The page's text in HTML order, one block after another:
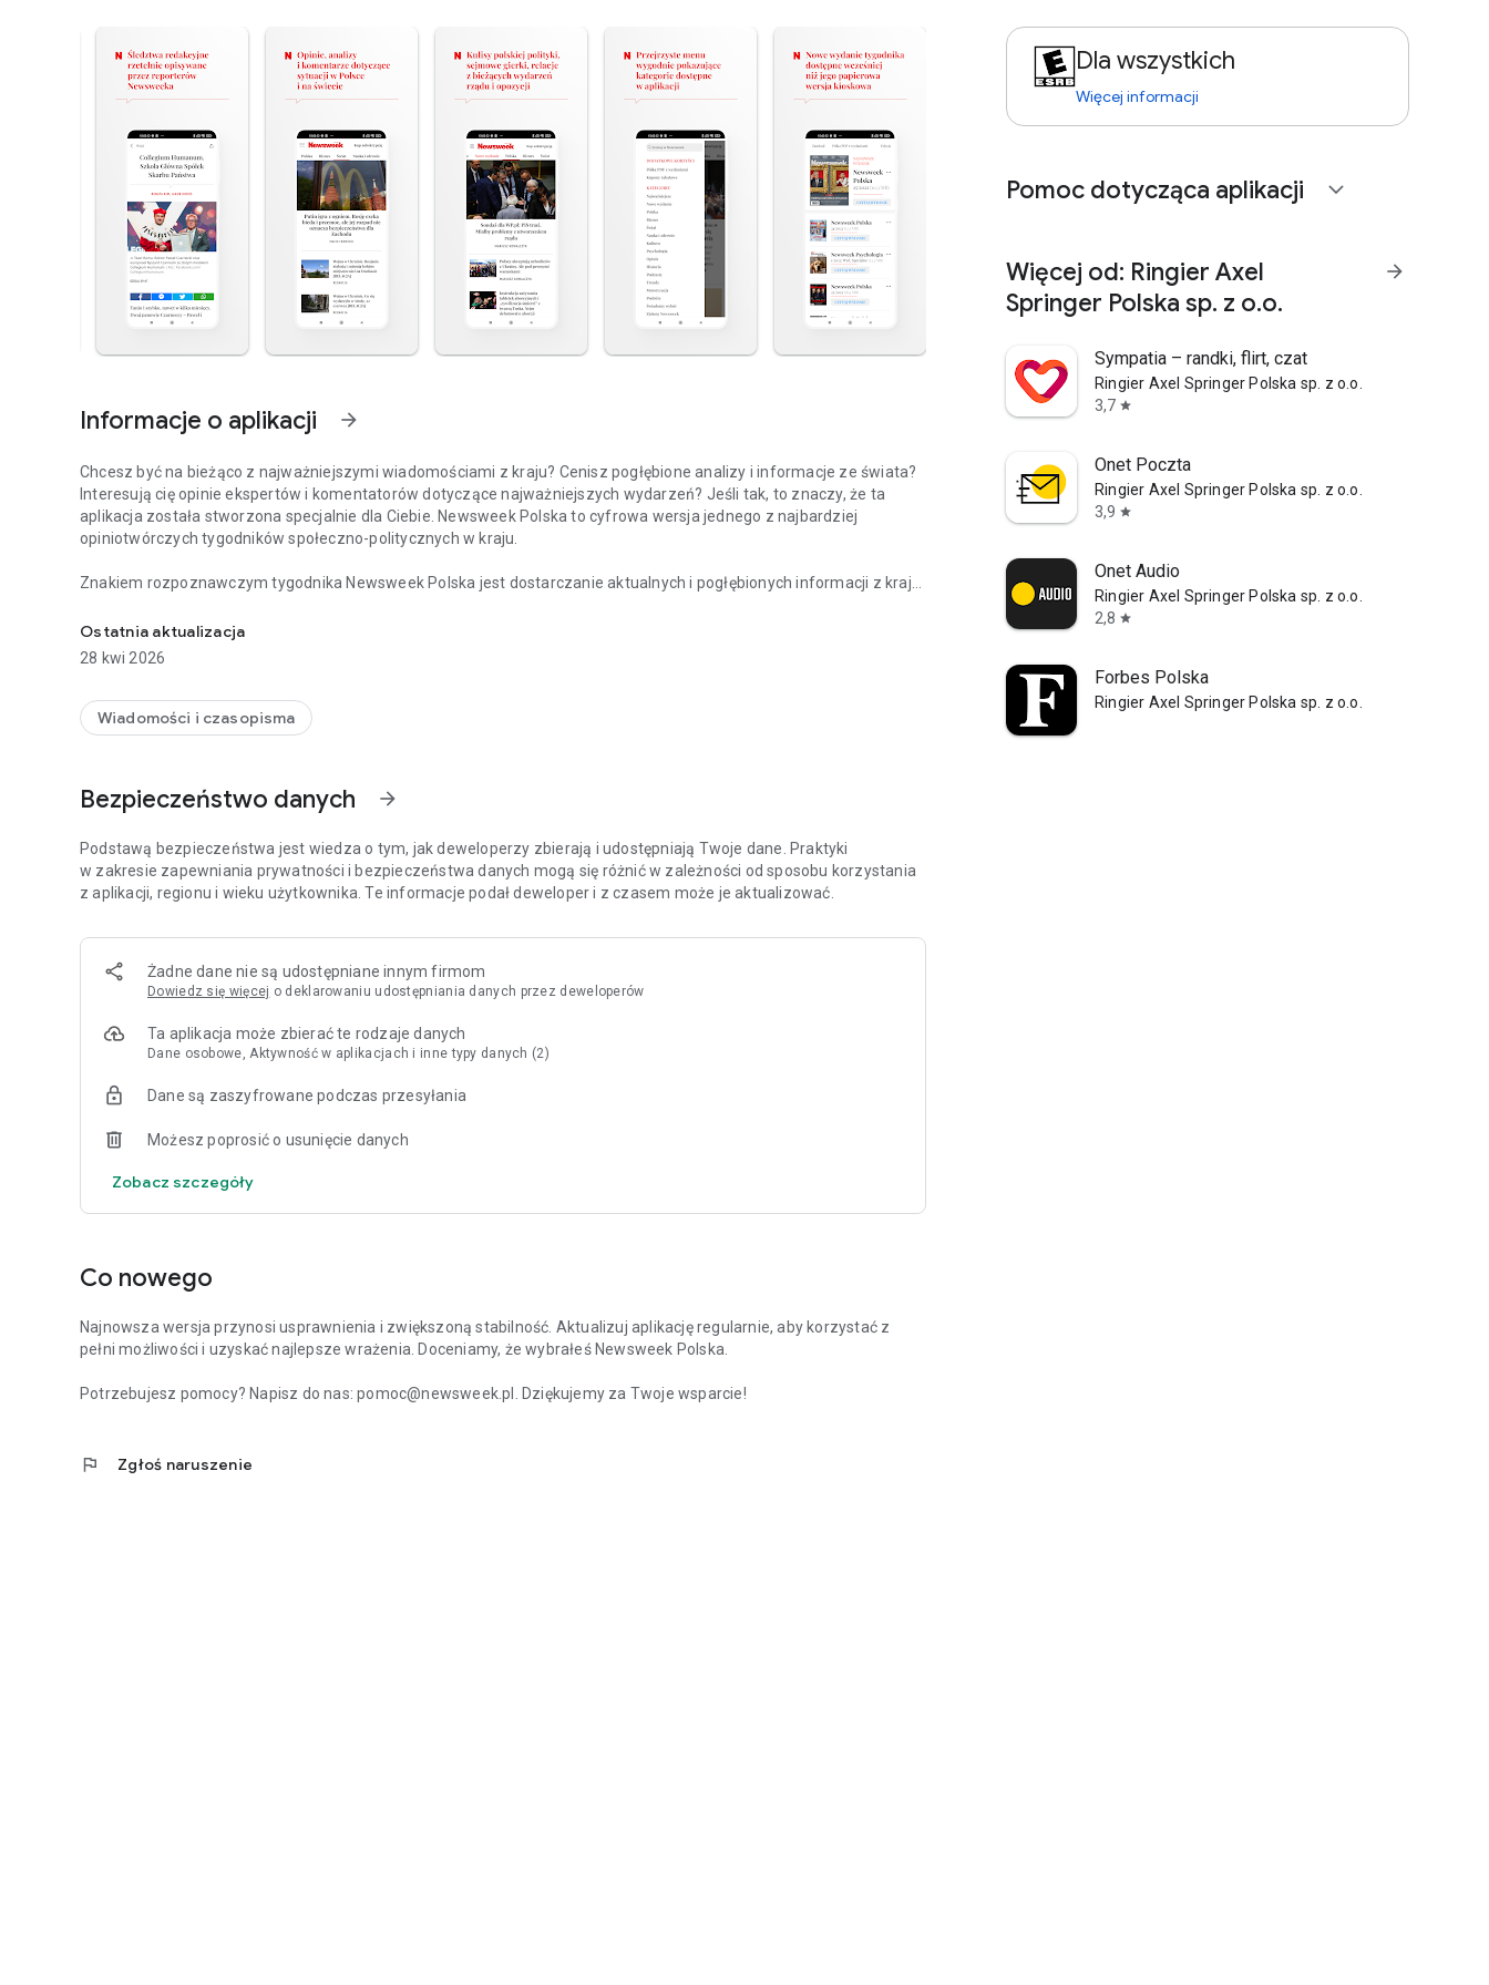
Informacje o aplikacji arrow_forward
Chcesz być na bieżąco z najważniejszymi wiadomościami z kraju? Cenisz pogłębione analizy i informacje ze świata?
Interesują cię opinie ekspertów i komentatorów dotyczące najważniejszych wydarzeń? Jeśli tak, to znaczy, że ta
aplikacja została stworzona specjalnie dla Ciebie. Newsweek Polska to cyfrowa wersja jednego z najbardziej
opiniotwórczych tygodników społeczno-politycznych w kraju.
Znakiem rozpoznawczym tygodnika Newsweek Polska jest dostarczanie aktualnych i pogłębionych informacji z kraju
Tygodnik Newsweek Polska to także wywiady z autorytetami i ciekawymi osobowościami na temat procesów oraz
ważnych wydarzeń zachodzących w Polsce i za granicą.
Meller.
wydań specjalnych.
Więcej szczegółów dotyczących subskrypcji, politykę prywatności oraz zasady użytkowania aplikacji znajdziesz na
stronie: https://premium.onet.pl/regulamin
Ostatnia aktualizacja
28 kwi 2026
Wiadomości i czasopisma
Bezpieczeństwo danych arrow_forward
Podstawą bezpieczeństwa jest wiedza o tym, jak deweloperzy zbierają i udostępniają Twoje dane. Praktyki
w zakresie zapewniania prywatności i bezpieczeństwa danych mogą się różnić w zależności od sposobu korzystania
z aplikacji, regionu i wieku użytkownika. Te informacje podał deweloper i z czasem może je aktualizować.
Żadne dane nie są udostępniane innym firmom
Dowiedz się więcej o deklarowaniu udostępniania danych przez deweloperów
Ta aplikacja może zbierać te rodzaje danych
Dane osobowe, Aktywność w aplikacjach i inne typy danych (2)
Dane są zaszyfrowane podczas przesyłania
Możesz poprosić o usunięcie danych
Zobacz szczegóły
Co nowego
Najnowsza wersja przynosi usprawnienia i zwiększoną stabilność. Aktualizuj aplikację regularnie, aby korzystać z
pełni możliwości i uzyskać najlepsze wrażenia. Doceniamy, że wybrałeś Newsweek Polska.
Potrzebujesz pomocy? Napisz do nas: pomoc@newsweek.pl. Dziękujemy za Twoje wsparcie!
flag Zgłoś naruszenie
Dla wszystkich
Więcej informacji
Pomoc dotycząca aplikacji expand_more
Więcej od: Ringier Axel
Springer Polska sp. z o.o.
arrow_forward
Sympatia – randki, flirt, czat
Ringier Axel Springer Polska sp. z o.o.
3,7 star
Onet Poczta
Ringier Axel Springer Polska sp. z o.o.
3,9 star
Onet Audio
Ringier Axel Springer Polska sp. z o.o.
2,8 star
Forbes Polska
Ringier Axel Springer Polska sp. z o.o.